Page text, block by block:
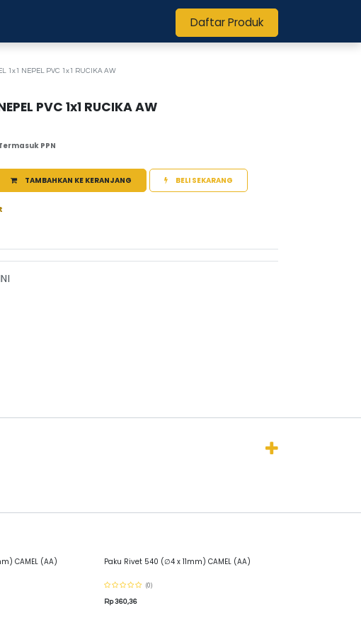
Daftar Produk
1x1 NEPEL PVC 1x1 RUCIKA AW
PVC 1x1 RUCIKA AW
PPN
TAMBAHKAN KE KERANJANG BELI SEKARANG
CAMEL (AA) Paku Rivet 540 (∅4 x 11mm) CAMEL (AA)
(0)
Rp360,36